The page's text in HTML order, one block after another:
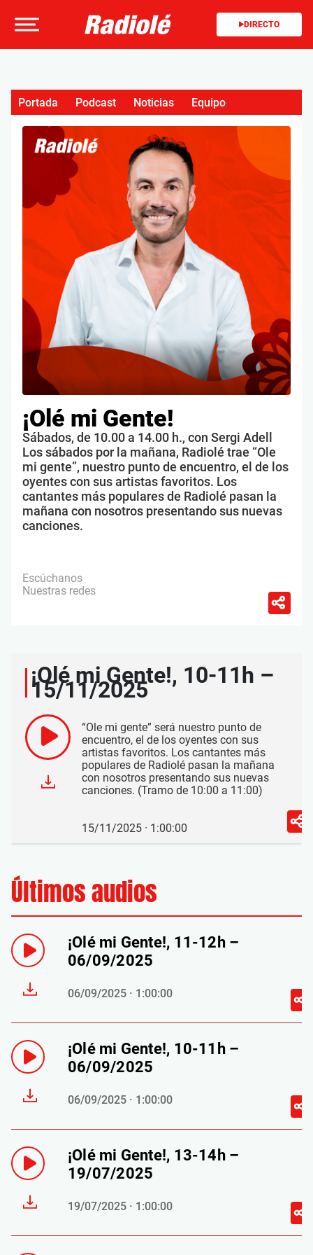
DIRECTO
¡Olé mi Gente!
Sábados, de 10.00 a 14.00 h., con Sergi Adell
Los sábados por la mañana, Radiolé trae “Ole
mi gente”, nuestro punto de encuentro, el de los
oyentes con sus artistas favoritos. Los
cantantes más populares de Radiolé pasan la
mañana con nosotros presentando sus nuevas
canciones.
Escúchanos
Nuestras redes
Portada Podcast Noticias Equipo
¡Olé mi Gente!, 10-11h –
15/11/2025
“Ole mi gente” será nuestro punto de
encuentro, el de los oyentes con sus
artistas favoritos. Los cantantes más
populares de Radiolé pasan la mañana
con nosotros presentando sus nuevas
canciones. (Tramo de 10:00 a 11:00)
15/11/2025 · 1:00:00
Últimos audios
¡Olé mi Gente!, 11-12h –
06/09/2025
06/09/2025 · 1:00:00
¡Olé mi Gente!, 10-11h –
06/09/2025
06/09/2025 · 1:00:00
¡Olé mi Gente!, 13-14h –
19/07/2025
19/07/2025 · 1:00:00